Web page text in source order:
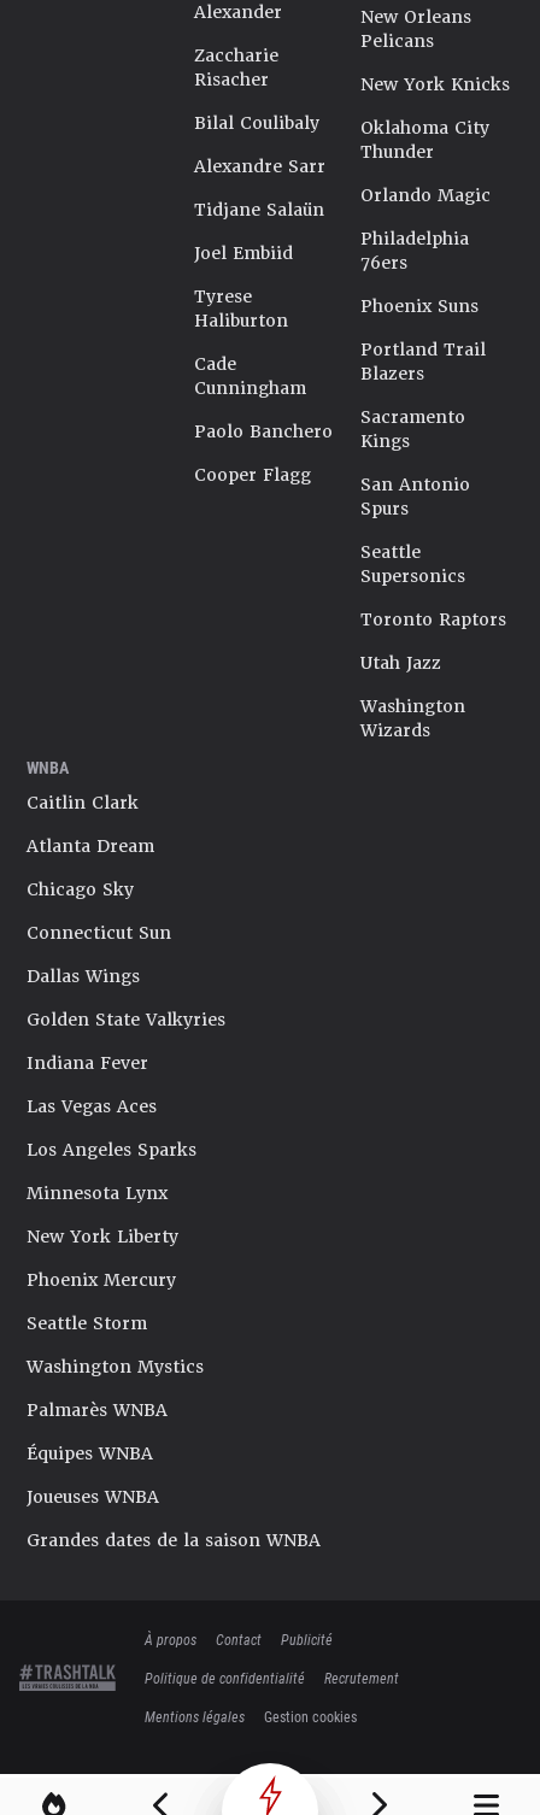
Alexander
Zaccharie
Risacher
Bilal Coulibaly
Alexandre Sarr
Tidjane Salaün
Joel Embiid
Tyrese
Haliburton
Cade
Cunningham
Paolo Banchero
Cooper Flagg
New Orleans
Pelicans
New York Knicks
Oklahoma City
Thunder
Orlando Magic
Philadelphia
76ers
Phoenix Suns
Portland Trail
Blazers
Sacramento
Kings
San Antonio
Spurs
Seattle
Supersonics
Toronto Raptors
Utah Jazz
Washington
Wizards
WNBA
Caitlin Clark
Atlanta Dream
Chicago Sky
Connecticut Sun
Dallas Wings
Golden State Valkyries
Indiana Fever
Las Vegas Aces
Los Angeles Sparks
Minnesota Lynx
New York Liberty
Phoenix Mercury
Seattle Storm
Washington Mystics
Palmarès WNBA
Équipes WNBA
Joueuses WNBA
Grandes dates de la saison WNBA
À propos Contact
Publicité
Politique de confidentialité
Recrutement
Mentions légales
Gestion cookies